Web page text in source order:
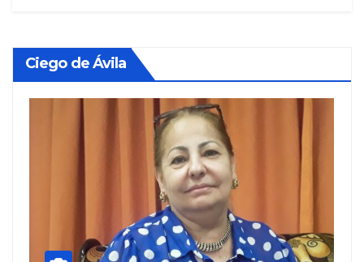
Ciego de Ávila